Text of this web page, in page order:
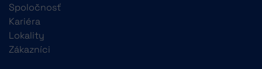
Spoločnosť
Kariéra
Lokality
Zákazníci